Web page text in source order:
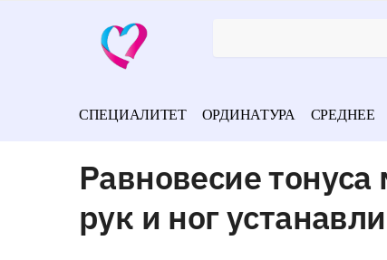
СПЕЦИАЛИТЕТ ОРДИНАТУРА СРЕДНЕЕ
Равновесие
рук и ног